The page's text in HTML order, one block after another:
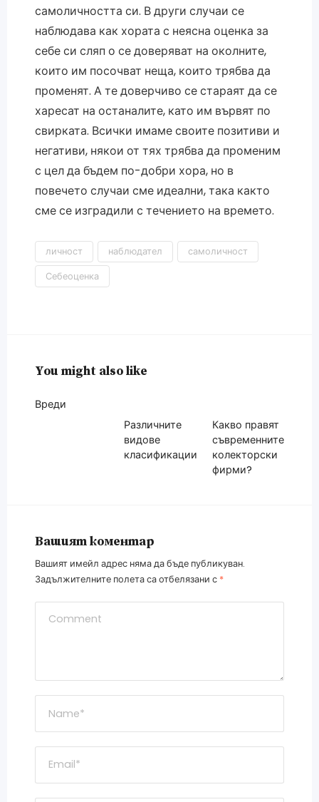
самоличността си. В други случаи се
наблюдава как хората с неясна оценка за
себе си сляп о се доверяват на околните,
които им посочват неща, които трябва да
променят. А те доверчиво се стараят да се
харесат на останалите, като им вървят по
свирката. Всички имаме своите позитиви и
негативи, някои от тях трябва да променим
с цел да бъдем по-добри хора, но в
повечето случаи сме идеални, така както
сме се изградили с течението на времето.
личност наблюдател самоличност
Себеоценка
You might also like
Вреди
Различните
видове
класификации
Какво правят
съвременните
колекторски
фирми?
Вашият коментар
Вашият имейл адрес няма да бъде публикуван.
Задължителните полета са отбелязани с *